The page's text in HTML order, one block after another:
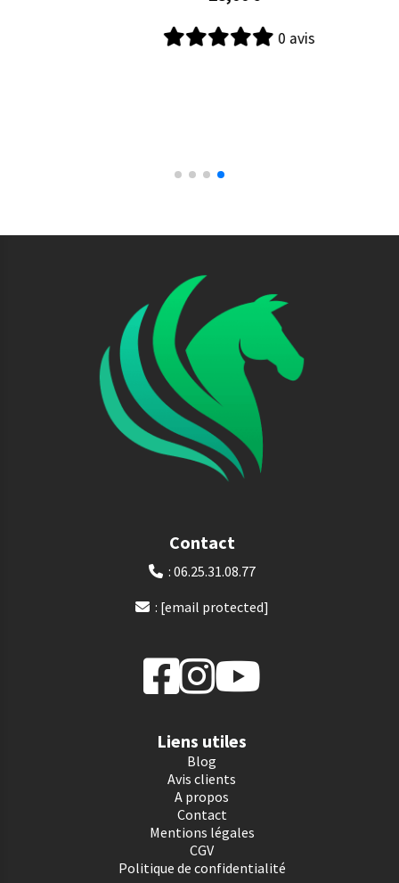
Lotion Nettoyante Naturelle au bleuet
Contact
: 06.25.31.08.77
: [email protected]
Liens utiles
Blog
Avis clients
A propos
Contact
Mentions légales
CGV
Politique de confidentialité